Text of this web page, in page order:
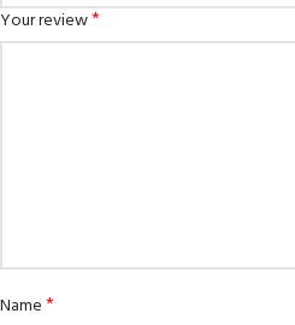
Your review*
Name*